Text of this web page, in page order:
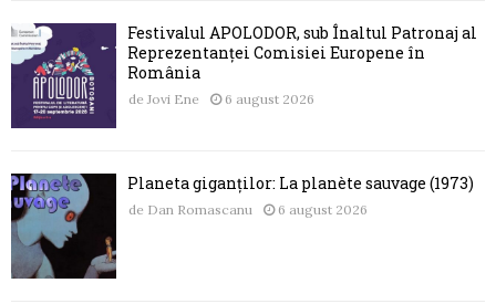
Festivalul APOLODOR, sub Înaltul Patronaj al
Reprezentanței Comisiei Europene în
România
de Jovi Ene 6 august 2026
Planeta giganților: La planète sauvage (1973)
de Dan Romascanu 6 august 2026